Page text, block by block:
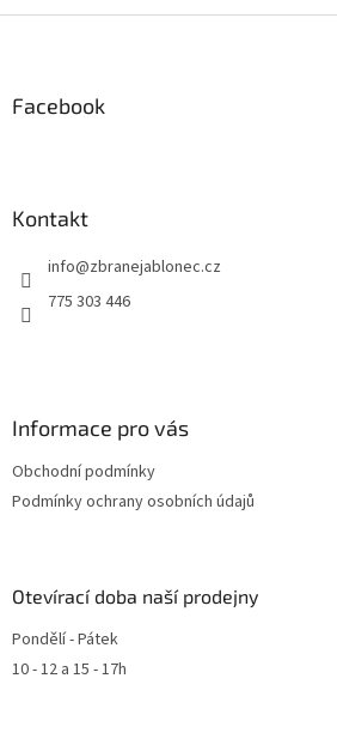
Facebook
Kontakt
info@zbranejablonec.cz
775 303 446
Informace pro vás
Obchodní podmínky
Podmínky ochrany osobních údajů
Otevírací doba naší prodejny
Pondělí - Pátek
10 - 12 a 15 - 17h